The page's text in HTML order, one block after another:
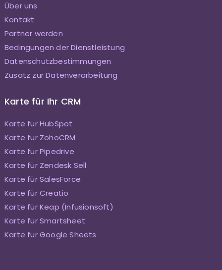
Über uns
Kontakt
Partner werden
Bedingungen der Dienstleistung
Datenschutzbestimmungen
Zusatz zur Datenverarbeitung
Karte für Ihr CRM
Karte für HubSpot
Karte für ZohoCRM
Karte für Pipedrive
Karte für Zendesk Sell
Karte für SalesForce
Karte für Creatio
Karte für Keap (Infusionsoft)
Karte für Smartsheet
Karte für Google Sheets